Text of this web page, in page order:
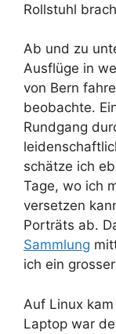
Rollstuhl
Ab und zu
Ausflüge in
von Bern
beobachte.
Rundgang
schätze ich
Tage, wo ich
versetzen
Porträts ab.
Sammlung
ich ein
Auf Linux
Laptop war